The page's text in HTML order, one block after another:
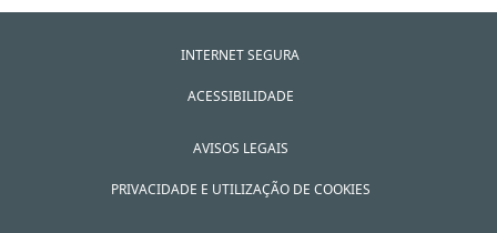
INTERNET SEGURA
ACESSIBILIDADE
AVISOS LEGAIS
PRIVACIDADE E UTILIZAÇÃO DE COOKIES